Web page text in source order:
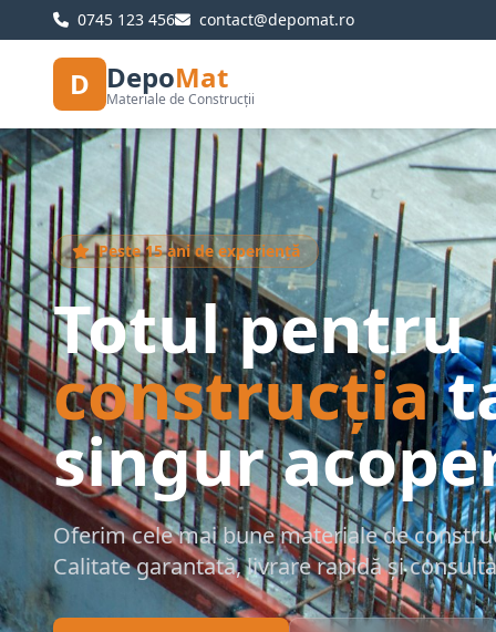
0745 123 456 contact@depomat.ro
D DepoMat
Materiale de Construcții
Peste 15 ani de experiență
Totul pentru
construcția
singur
Oferim cele mai bune materiale de
Calitate garantată, livrare rapidă și